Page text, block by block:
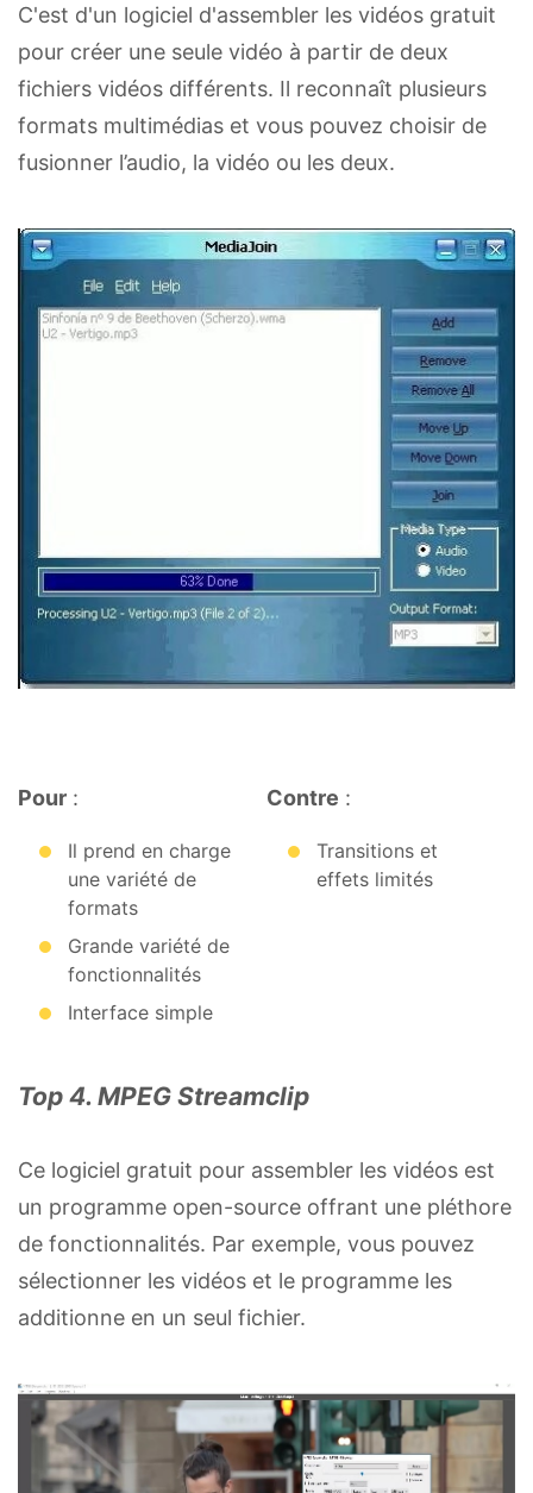
C'est d'un logiciel d'assembler les vidéos gratuit
pour créer une seule vidéo à partir de deux
fichiers vidéos différents. Il reconnaît plusieurs
formats multimédias et vous pouvez choisir de
fusionner l’audio, la vidéo ou les deux.
Pour :
Il prend en charge
une variété de
formats
Grande variété de
fonctionnalités
Interface simple
Contre :
Transitions et
effets limités
Top 4. MPEG Streamclip
Ce logiciel gratuit pour assembler les vidéos est
un programme open-source offrant une pléthore
de fonctionnalités. Par exemple, vous pouvez
sélectionner les vidéos et le programme les
additionne en un seul fichier.